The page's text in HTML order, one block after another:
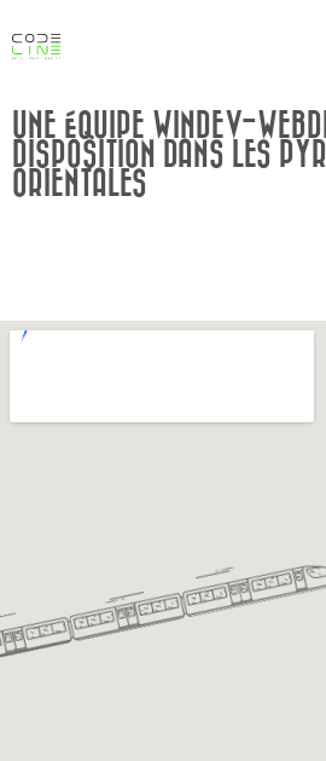
UNE ÉQUIPE WINDEV-
DISPOSITION DANS LES
ORIENTALES